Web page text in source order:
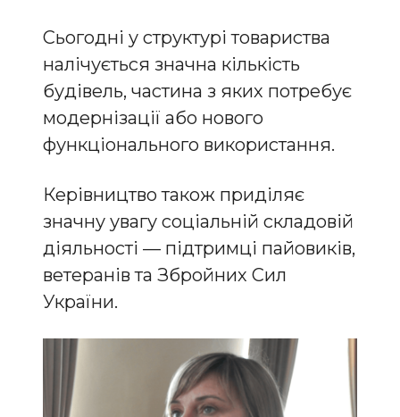
Сьогодні у структурі товариства
налічується значна кількість
будівель, частина з яких потребує
модернізації або нового
функціонального використання.
Керівництво також приділяє
значну увагу соціальній складовій
діяльності — підтримці пайовиків,
ветеранів та Збройних Сил
України.